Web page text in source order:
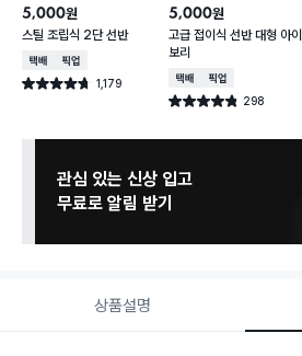
5,000원
스틸 조립식 2단 선반
택배배송매장픽업
별점 4.7점 1,179
건 작성
5,000원
고급 접이식 선반 대형 아이
보리
택배배송매장픽업
별점 4.8점 298
건 작성
관심 있는 신상 입고
무료로 알림 받기
상품설명